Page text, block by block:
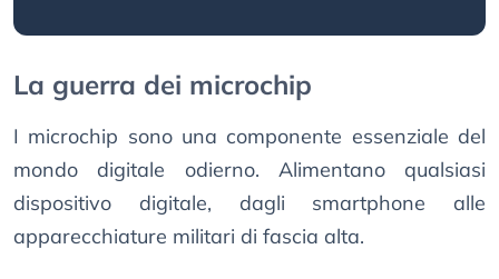
La guerra dei microchip
I microchip sono una componente essenziale del
mondo digitale odierno. Alimentano qualsiasi
dispositivo digitale, dagli smartphone alle
apparecchiature militari di fascia alta.